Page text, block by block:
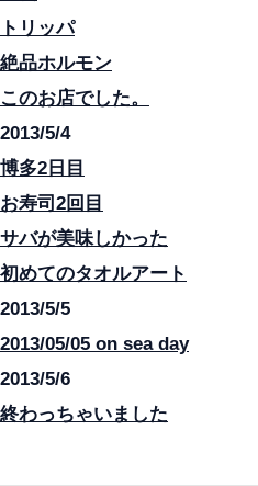
トリッパ
絶品ホルモン
このお店でした。
2013/5/4
博多2日目
お寿司2回目
サバが美味しかった
初めてのタオルアート
2013/5/5
2013/05/05 on sea day
2013/5/6
終わっちゃいました